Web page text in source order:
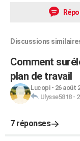
Discussions
Comment
plan de travail
Lucopi- 26 août
Ulysse5818-
7 réponses